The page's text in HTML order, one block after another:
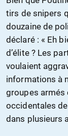
tirs de snipers
douzaine de
déclaré : « Eh
d’élite ? Les
voulaient
informations à
groupes armés
occidentales de
dans plusieurs